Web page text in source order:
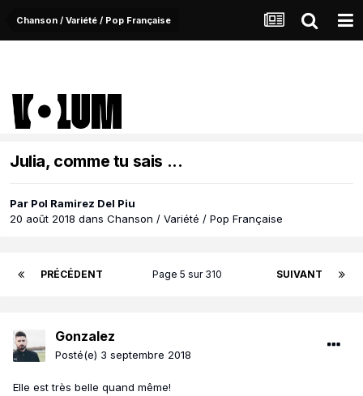
Chanson / Variété / Pop Française
Julia, comme tu sais ...
Par Pol Ramirez Del Piu
20 août 2018 dans Chanson / Variété / Pop Française
PRÉCÉDENT SUIVANT
Page 5 sur 310
Gonzalez
Posté(e) 3 septembre 2018
Elle est très belle quand même!